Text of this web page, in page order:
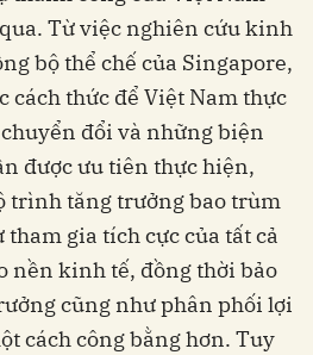
Từ việc nghiên cứu kinh
bộ thể chế của Singapore,
cách thức để Việt Nam thực
đổi và những biện
được ưu tiên thực hiện,
trình tăng trưởng bao trùm
tham gia tích cực của tất cả
nền kinh tế, đồng thời bảo
cũng như phân phối lợi
cách công bằng hơn. Tuy